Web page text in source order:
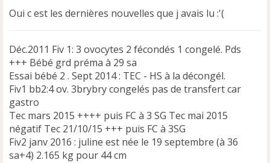
Oui c est les dernières nouvelles que j avais lu :'(
Déc.2011 Fiv 1: 3 ovocytes 2 fécondés 1 congelé. Pds
+++ Bébé grd préma à 29 sa
Essai bébé 2 . Sept 2014 : TEC - HS à la décongél.
Fiv1 bb2:4 ov. 3brybry congelés pas de transfert car
gastro
Tec mars 2015 ++++ puis FC à 3 SG Tec mai 2015
négatif Tec 21/10/15 +++ puis FC à 3SG
Fiv2 janv 2016 : juline est née le 19 septembre (à 36
sa+4) 2.165 kg pour 44 cm